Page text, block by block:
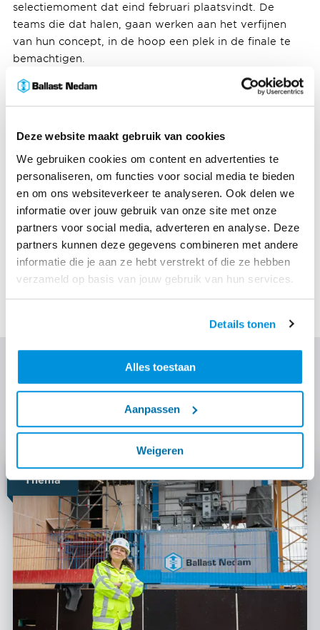
Deze website maakt gebruik van cookies
We gebruiken cookies om content en advertenties te
personaliseren, om functies voor social media te bieden
en om ons websiteverkeer te analyseren. Ook delen we
informatie over jouw gebruik van onze site met onze
partners voor social media, adverteren en analyse. Deze
partners kunnen deze gegevens combineren met andere
informatie die je aan ze hebt verstrekt of die ze hebben
verzameld op basis van jouw gebruik van hun services.
Details tonen
Alles toestaan
Aanpassen
Weigeren
selectiemoment dat eind februari plaatsvindt. De
teams die dat halen, gaan werken aan het verfijnen
van hun concept, in de hoop een plek in de finale te
bemachtigen.
Waarom doet Ballast Nedam
50% circulair, 100% afvalvrij en klimaatneutraalzijn. We
dagen de studenten uit om oplossingen te vinden die
ons hierbij kunnen helpen. Het is inspirerend en werkt
motiverend om met ze te sparren én het geeft ons
inzicht in de drijfveren van deze nieuwe generatie
toekomstige collega's. Daarnaast zijn ook de andere
partners interessant: de één zijn afvalstroom kan een
oplossing zijn voor de ander.
Ontdek meer
Lees verder over de technieken die we inzetten, onze
Thema